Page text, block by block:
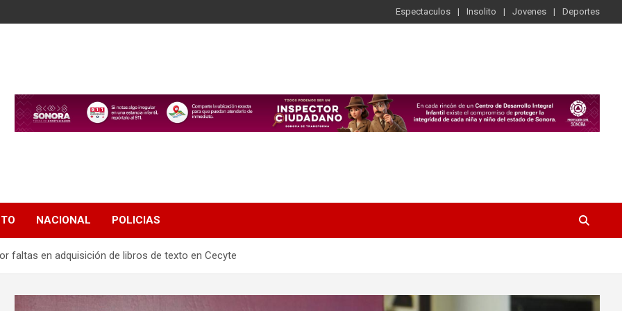
Espectaculos Insolito Jovenes Deportes
NACIONAL POLICIAS
faltas en adquisición de libros de texto en Cecyte